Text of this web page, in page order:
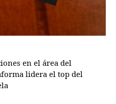
en el área del
lidera el top del